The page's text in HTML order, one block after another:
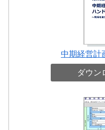
中期経営計
ダウン